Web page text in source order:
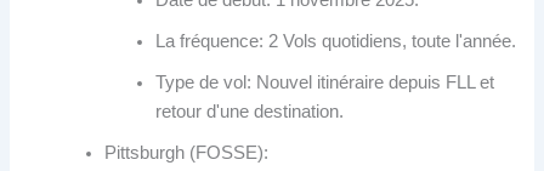
La fréquence: 2 Vols quotidiens, toute l'année.
Type de vol: Nouvel itinéraire depuis FLL et
retour d'une destination.
Pittsburgh (FOSSE):